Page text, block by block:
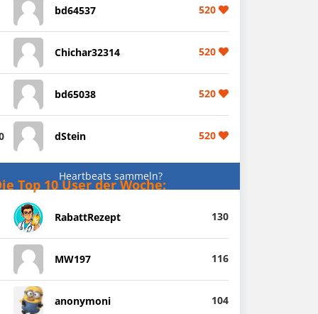
bd64537 520
Chichar32314 520
bd65038 520
dStein 520
Heartbeats sammeln?
Top 10 User der Woche:
RabattRezept 130
MW197 116
anonymoni 104